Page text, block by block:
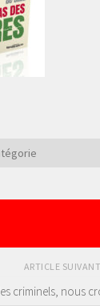
ARTICLE SUIVANT
criminels, nous